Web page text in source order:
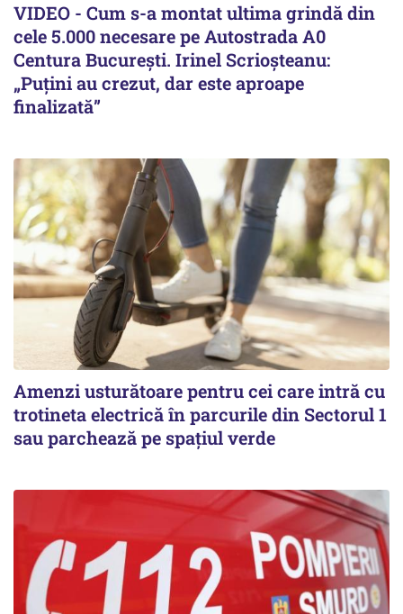
VIDEO - Cum s-a montat ultima grindă din
cele 5.000 necesare pe Autostrada A0
Centura București. Irinel Scrioșteanu:
„Puțini au crezut, dar este aproape
finalizată”
Amenzi usturătoare pentru cei care intră cu
trotineta electrică în parcurile din Sectorul 1
sau parchează pe spațiul verde